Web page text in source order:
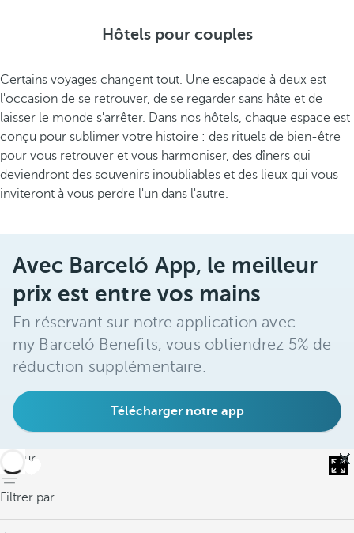
Hôtels pour couples
Certains voyages changent tout. Une escapade à deux est
l'occasion de se retrouver, de se regarder sans hâte et de
laisser le monde s'arrêter. Dans nos hôtels, chaque espace est
conçu pour sublimer votre histoire : des rituels de bien-être
pour vous retrouver et vous harmoniser, des dîners qui
deviendront des souvenirs inoubliables et des lieux qui vous
inviteront à vous perdre l'un dans l'autre.
Avec Barceló App, le meilleur
prix est entre vos mains
En réservant sur notre application avec
my Barceló Benefits, vous obtiendrez 5% de
réduction supplémentaire.
Télécharger notre app
retour
Filtrer par